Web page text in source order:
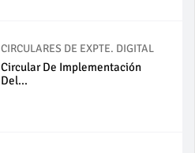
CIRCULARES DE EXPTE. DIGITAL
Circular De Implementación
Del...